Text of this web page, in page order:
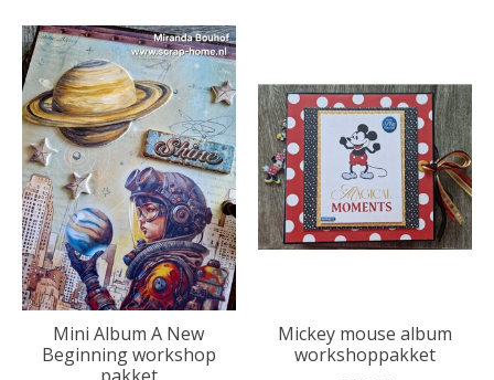
Mini Album A New
Beginning workshop
pakket
Mickey mouse album
workshoppakket